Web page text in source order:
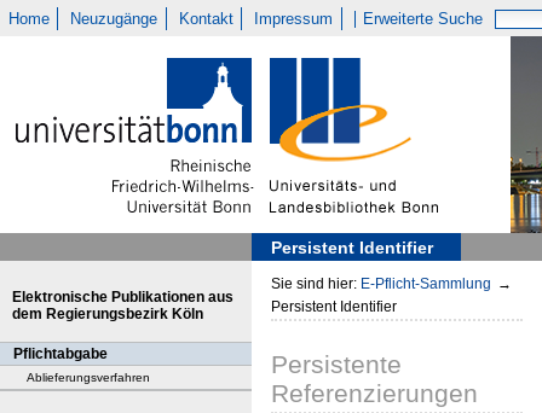
Home Neuzugänge Kontakt Impressum Erweiterte Suche
Persistent Identifier
Elektronische Publikationen aus
dem Regierungsbezirk Köln
Pflichtabgabe
Ablieferungsverfahren
Sie sind hier: E-Pflicht-Sammlung →
Persistent Identifier
Persistente
Referenzierungen